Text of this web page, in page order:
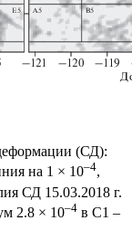
(СД):
на 1 × 10–4,
СД 15.03.2018 г.
2.8 × 10–4 в С1 –